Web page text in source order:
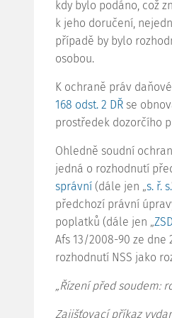
kdy bylo podáno, což
k jeho doručení,
případě by bylo
osobou.
K ochraně práv
168 odst. 2 DŘ se
prostředek dozorčího
Ohledně soudní
jedná o rozhodnutí
správní (dále jen „s. ř. s.
předchozí právní
poplatků (dále jen „
Afs 13/2008-90 ze dne
rozhodnutí NSS jako
„Řízení před soudem:
Zajišťovací příkaz